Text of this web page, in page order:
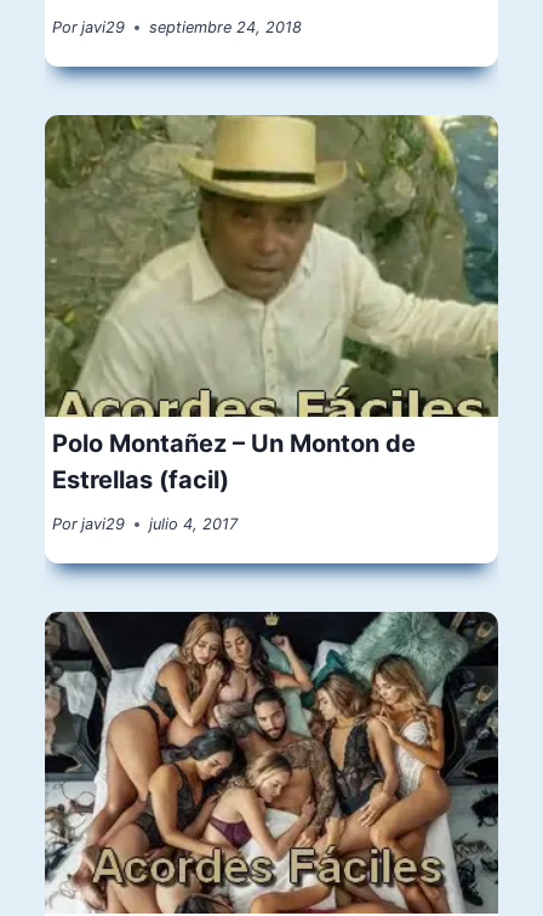
Por javi29 septiembre 24, 2018
Polo Montañez – Un Monton de
Estrellas (facil)
Por javi29 julio 4, 2017